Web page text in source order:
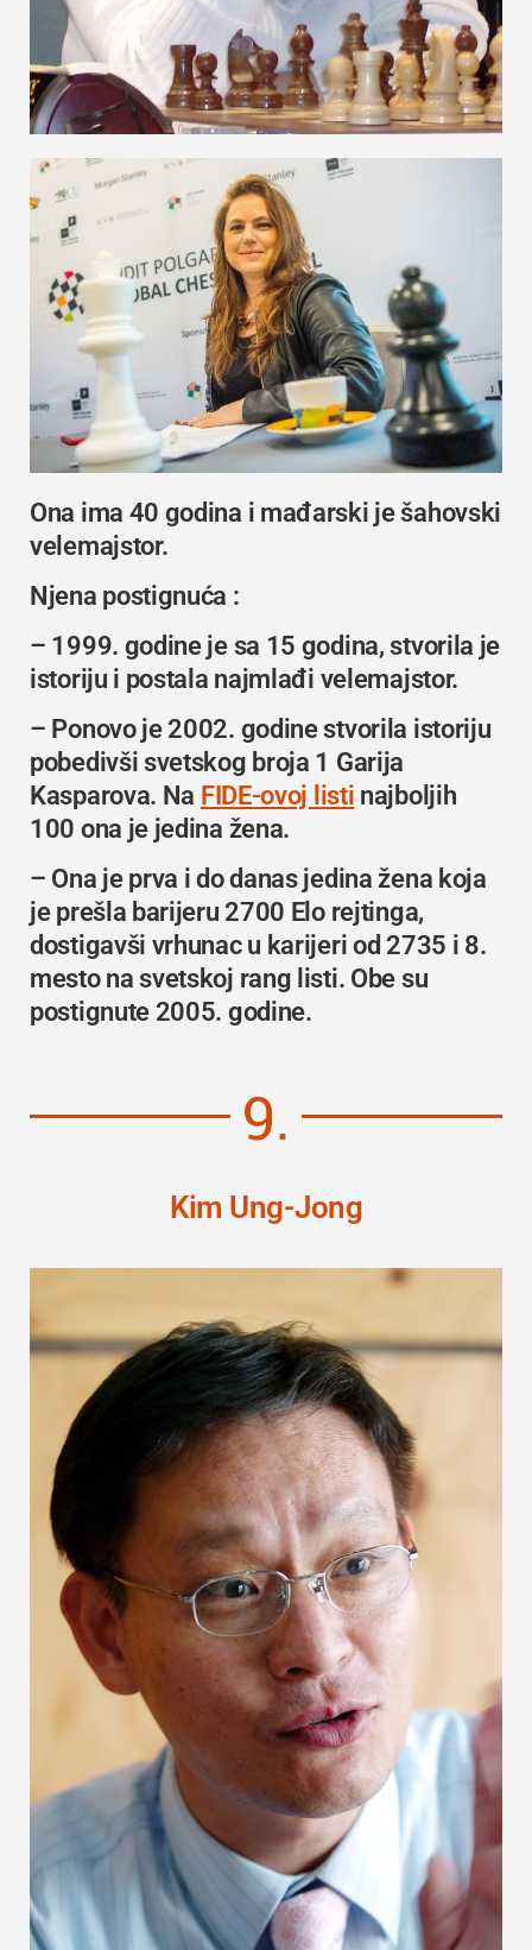
Ona ima 40 godina i mađarski je šahovski
velemajstor.
Njena postignuća :
– 1999. godine je sa 15 godina, stvorila je
istoriju i postala najmlađi velemajstor.
– Ponovo je 2002. godine stvorila istoriju
pobedivši svetskog broja 1 Garija
Kasparova. Na FIDE-ovoj listi najboljih
100 ona je jedina žena.
– Ona je prva i do danas jedina žena koja
je prešla barijeru 2700 Elo rejtinga,
dostigavši vrhunac u karijeri od 2735 i 8.
mesto na svetskoj rang listi. Obe su
postignute 2005. godine.
9.
Kim Ung-Jong